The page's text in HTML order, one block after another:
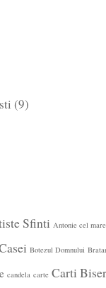
99
Sfinti Antonie cel mare
Botezul Domnului
candela carte Carti